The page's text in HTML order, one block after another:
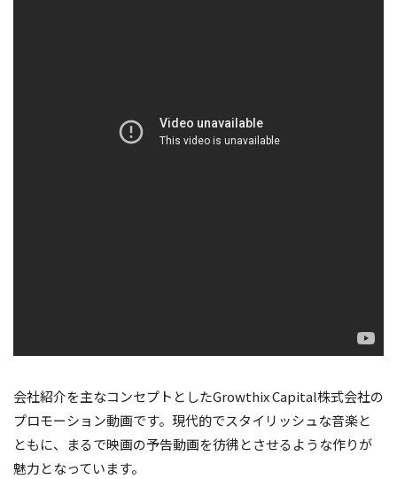
会社紹介を主なコンセプトとしたGrowthix Capital株式会社の
プロモーション動画です。現代的でスタイリッシュな音楽と
ともに、まるで映画の予告動画を彷彿とさせるような作りが
魅力となっています。